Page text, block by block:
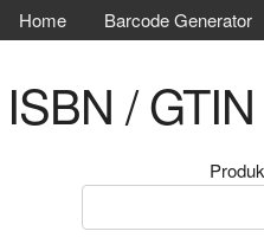
Home Barcode Generator
ISBN /